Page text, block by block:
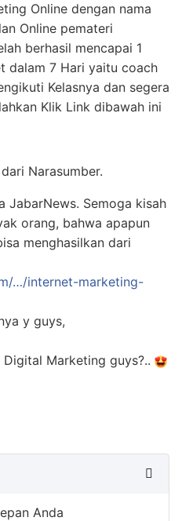
Online dengan nama
Online pemateri
berhasil mencapai 1
dalam 7 Hari yaitu coach
Kelasnya dan segera
Klik Link dibawah ini
Narasumber.
JabarNews. Semoga kisah
orang, bahwa apapun
menghasilkan dari
…/internet-marketing-
y guys,
Marketing guys?..
Anda